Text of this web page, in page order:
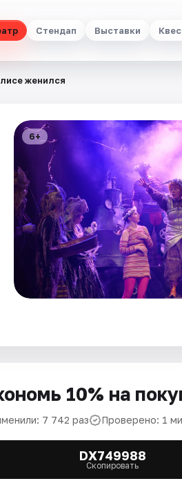
Стендап Выставки
женился
6+
10% на
7 742 раз Проверено: 1
DX749988
Скопировать